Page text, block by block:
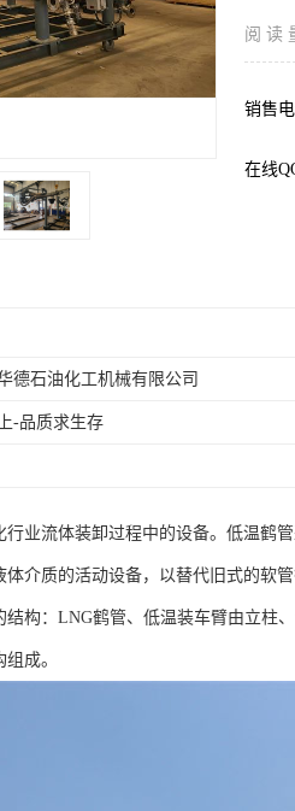
阅 读
销售电
在线
德石油化工机械有限公司
-品质求生存
业流体装卸过程中的设备。低温鹤
介质的活动设备，以替代旧式的软
构：LNG鹤管、低温装车臂由立柱
成。